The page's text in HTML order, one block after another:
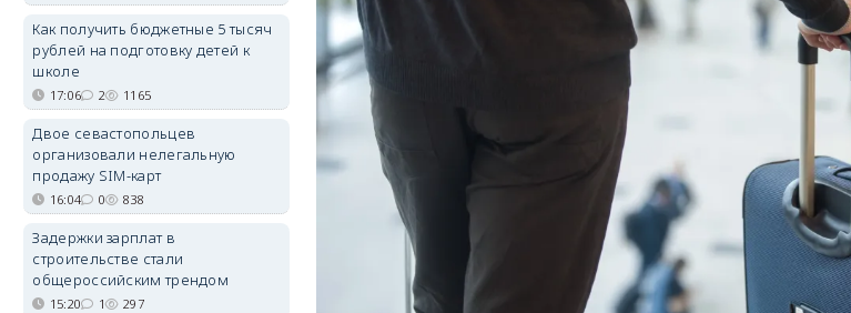
Как получить бюджетные 5 тысяч
рублей на подготовку детей к
школе
17:06 2 1165
Двое севастопольцев
организовали нелегальную
продажу SIM-карт
16:04 0 838
Задержки зарплат в
строительстве стали
общероссийским трендом
15:20 1 297